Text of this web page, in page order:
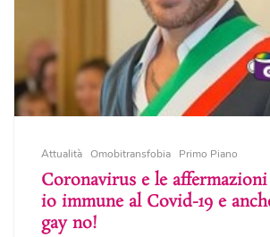
Attualità Omobitransfobia Primo Piano
Coronavirus e le
io immune al Covid-19 e
gay no!